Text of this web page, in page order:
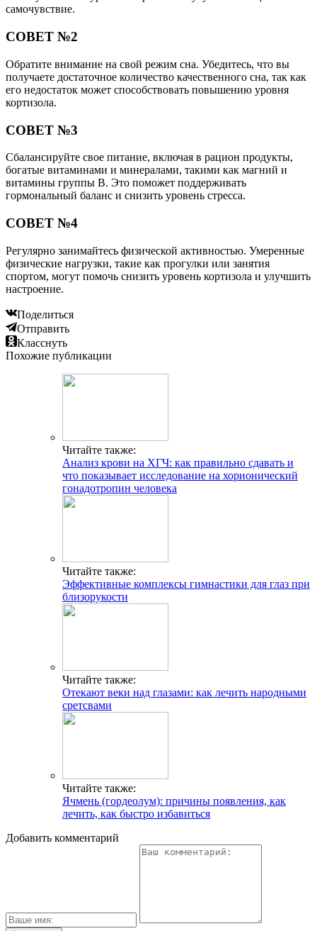
самочувствие.
СОВЕТ №2
Обратите внимание на свой режим сна. Убедитесь, что вы
получаете достаточное количество качественного сна, так как
его недостаток может способствовать повышению уровня
кортизола.
СОВЕТ №3
Сбалансируйте свое питание, включая в рацион продукты,
богатые витаминами и минералами, такими как магний и
витамины группы B. Это поможет поддерживать
гормональный баланс и снизить уровень стресса.
СОВЕТ №4
Регулярно занимайтесь физической активностью. Умеренные
физические нагрузки, такие как прогулки или занятия
спортом, могут помочь снизить уровень кортизола и улучшить
настроение.
Поделиться
Отправить
Класснуть
Похожие публикации
Читайте также:
Анализ крови на ХГЧ: как правильно сдавать и
что показывает исследование на хорионический
гонадотропин человека
Читайте также:
Эффективные комплексы гимнастики для глаз при
близорукости
Читайте также:
Отекают веки над глазами: как лечить народными
сретсвами
Читайте также:
Ячмень (гордеолум): причины появления, как
лечить, как быстро избавиться
Добавить комментарий